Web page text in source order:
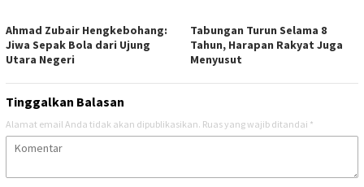
Ahmad Zubair Hengkebohang:
Jiwa Sepak Bola dari Ujung
Utara Negeri
Tabungan Turun Selama 8
Tahun, Harapan Rakyat Juga
Menyusut
Tinggalkan Balasan
Alamat email Anda tidak akan dipublikasikan. Ruas yang wajib ditandai *